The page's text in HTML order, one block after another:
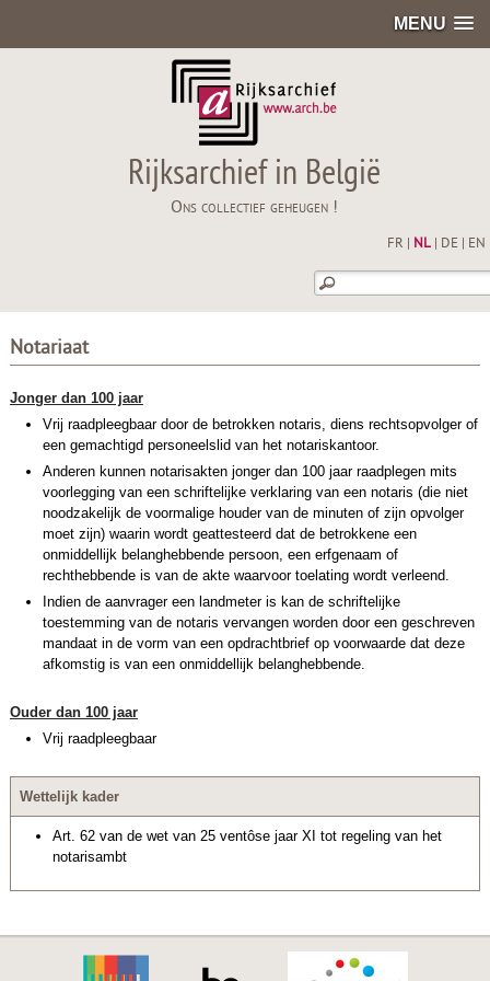
MENU
Rijksarchief in België
Ons collectief geheugen !
FR NL| DE EN
Notariaat
Jonger dan 100 jaar
Vrij raadpleegbaar door de betrokken notaris, diens rechtsopvolger of
een gemachtigd personeelslid van het notariskantoor.
Anderen kunnen notarisakten jonger dan 100 jaar raadplegen mits
voorlegging van een schriftelijke verklaring van een notaris (die niet
noodzakelijk de voormalige houder van de minuten of zijn opvolger
moet zijn) waarin wordt geattesteerd dat de betrokkene een
onmiddellijk belanghebbende persoon, een erfgenaam of
rechthebbende is van de akte waarvoor toelating wordt verleend.
Indien de aanvrager een landmeter is kan de schriftelijke
toestemming van de notaris vervangen worden door een geschreven
mandaat in de vorm van een opdrachtbrief op voorwaarde dat deze
afkomstig is van een onmiddellijk belanghebbende.
Ouder dan 100 jaar
Vrij raadpleegbaar
Wettelijk kader
Art. 62 van de wet van 25 ventôse jaar XI tot regeling van het
notarisambt